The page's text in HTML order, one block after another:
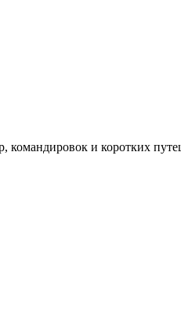
и коротких